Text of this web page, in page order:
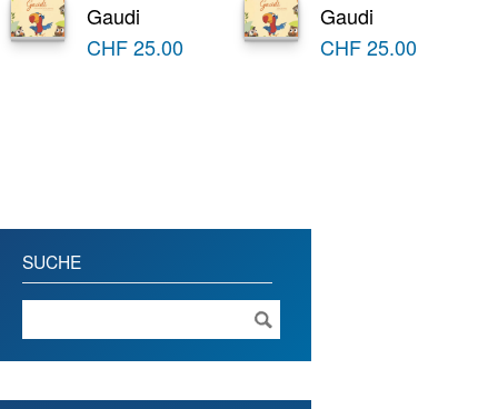
Gaudi
CHF25.00
Gaudi
CHF25.00
SUCHE